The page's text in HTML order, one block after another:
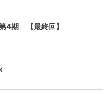
4期 【最終回】